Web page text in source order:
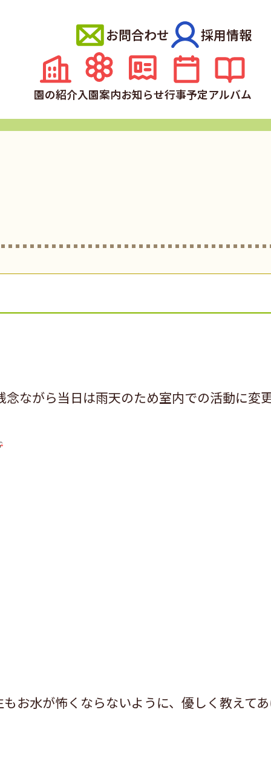
園の紹介入園案内お知らせ行事予定アルバム
お問合わせ 採用情報
念ながら当日は雨天のため室内での活動に変
もお水が怖くならないように、優しく教えて